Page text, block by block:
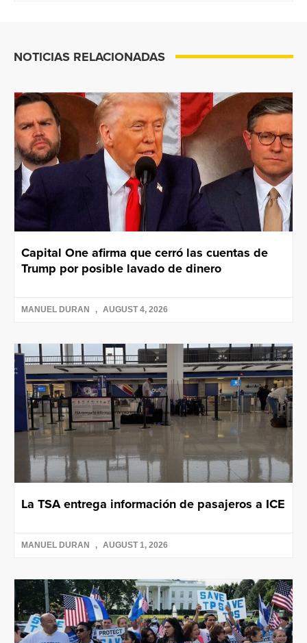
NOTICIAS RELACIONADAS
Capital One afirma que cerró las cuentas de
Trump por posible lavado de dinero
MANUEL DURAN AUGUST 4, 2026
La TSA entrega información de pasajeros a ICE
MANUEL DURAN AUGUST 1, 2026